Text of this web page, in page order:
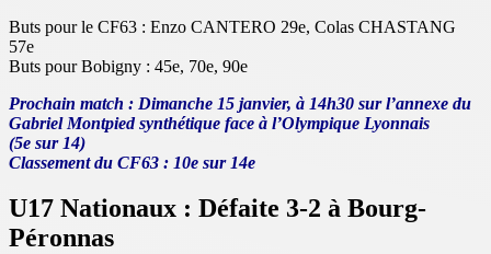
Buts pour le CF63 : Enzo CANTERO 29e, Colas CHASTANG
57e
Buts pour Bobigny : 45e, 70e, 90e
Prochain match : Dimanche 15 janvier, à 14h30 sur l’annexe du
Gabriel Montpied synthétique face à l’Olympique Lyonnais
(5e sur 14)
Classement du CF63 : 10e sur 14e
U17 Nationaux : Défaite 3-2 à Bourg-
Péronnas